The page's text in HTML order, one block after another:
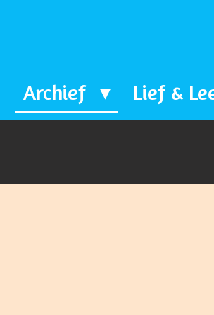
Archief Lief &